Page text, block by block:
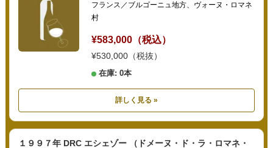
フランス／ブルゴーニュ地方、ヴォーヌ・ロマネ
村
¥583,000（税込）
¥530,000（税抜）
在庫: 0本
詳しく見る »
１９９７年 DRC エシェゾー （ドメーヌ・ド・ラ・ロマネ・